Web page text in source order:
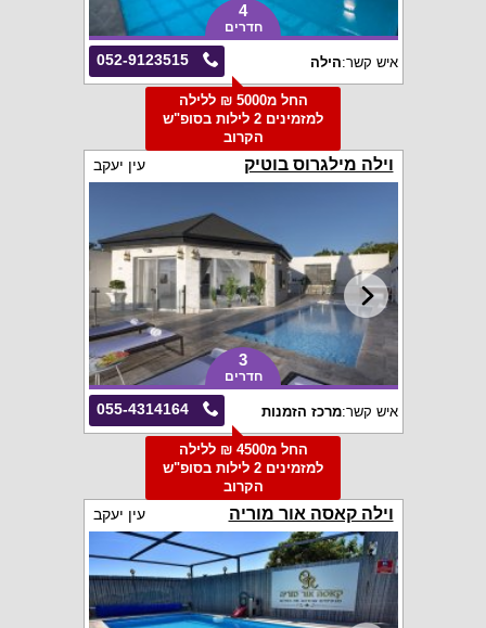
4
חדרים
052-9123515 איש קשר:הילה
החל מ5000 ₪ ללילה
למזמינים 2 לילות בסופ"ש
הקרוב
וילה מילגרוס בוטיק עין יעקב
3
חדרים
055-4314164 איש קשר:מרכז הזמנות
החל מ4500 ₪ ללילה
למזמינים 2 לילות בסופ"ש
הקרוב
וילה קאסה אור מוריה עין יעקב